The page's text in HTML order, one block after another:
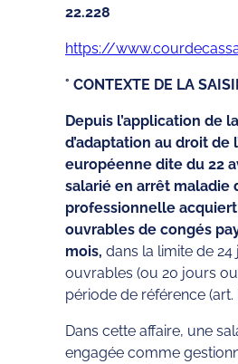
22.228
https://
° CONTEXTE DE LA
Depuis l’application de
d’adaptation au droit de
européenne dite du 22
salarié en arrêt maladie
professionnelle
ouvrables de congés
mois, dans la limite de 24
ouvrables (ou 20 jours
période de référence (art.
Dans cette affaire, une
engagée comme